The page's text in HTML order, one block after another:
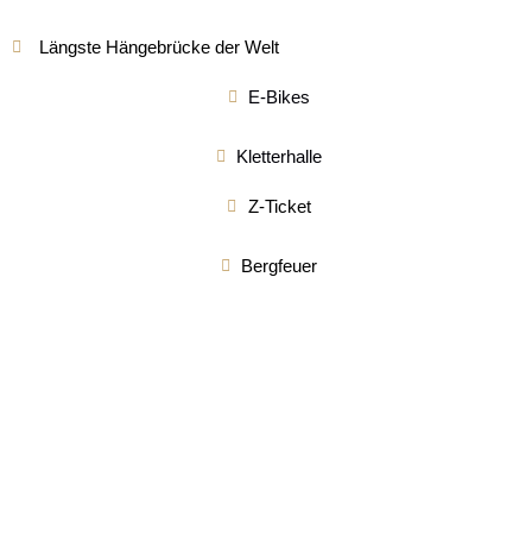
Längste Hängebrücke der Welt
E-Bikes
Kletterhalle
Z-Ticket
Bergfeuer